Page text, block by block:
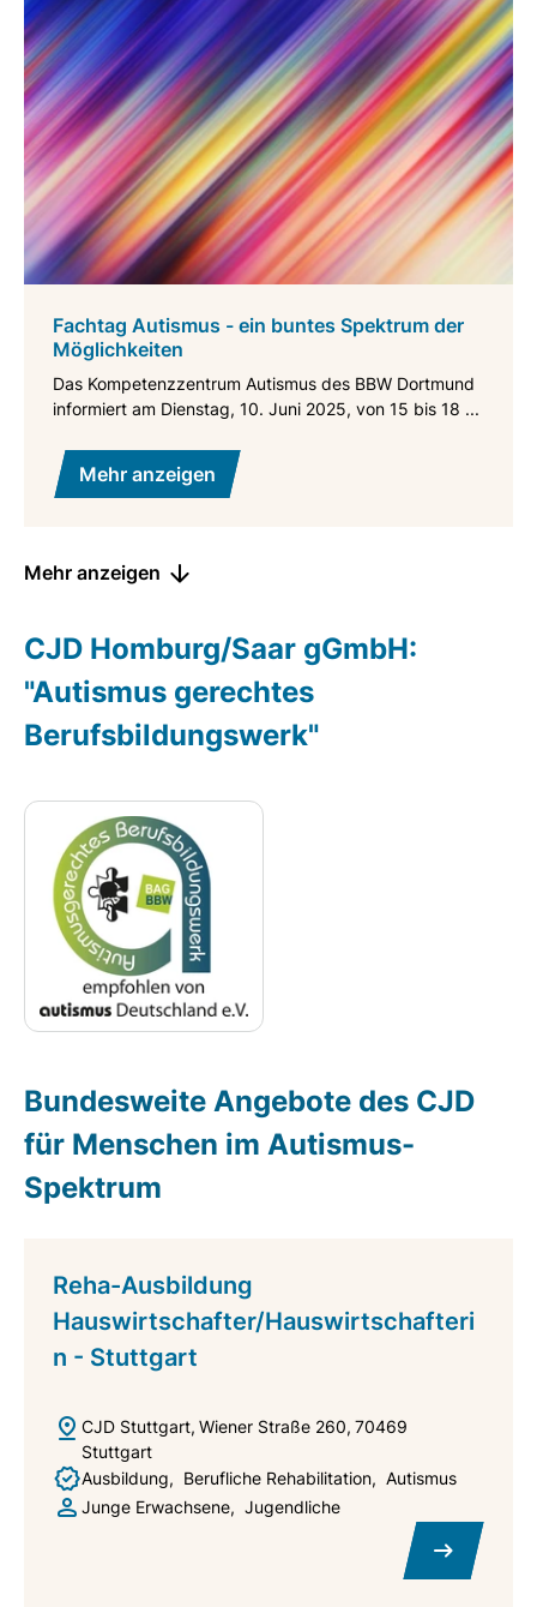
Fachtag Autismus - ein buntes Spektrum der
Möglichkeiten
Das Kompetenzzentrum Autismus des BBW Dortmund
informiert am Dienstag, 10. Juni 2025, von 15 bis 18 ...
Mehr anzeigen
Mehr anzeigen
CJD Homburg/Saar gGmbH:
"Autismus gerechtes
Berufsbildungswerk"
Bundesweite Angebote des CJD
für Menschen im Autismus-
Spektrum
Reha-Ausbildung
Hauswirtschafter/Hauswirtschafteri
n - Stuttgart
CJD Stuttgart Wiener Straße 260 70469
Stuttgart
Ausbildung
Berufliche Rehabilitation
Autismus
Junge Erwachsene
Jugendliche